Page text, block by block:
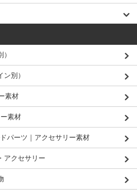
別）
素材
素材
パーツ｜アクセサリー素材
アクセサリー